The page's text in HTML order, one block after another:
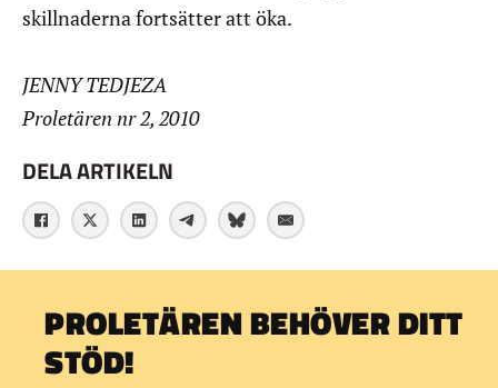
skillnaderna fortsätter att öka.
JENNY TEDJEZA
Proletären nr 2, 2010
DELA ARTIKELN
PROLETÄREN BEHÖVER DITT
STÖD!